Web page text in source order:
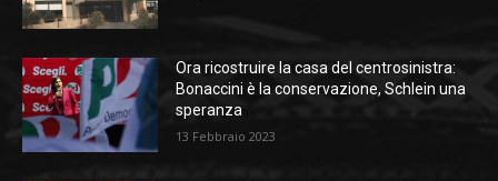
Ora ricostruire la casa del centrosinistra:
Bonaccini è la conservazione, Schlein una
speranza
13 Febbraio 2023